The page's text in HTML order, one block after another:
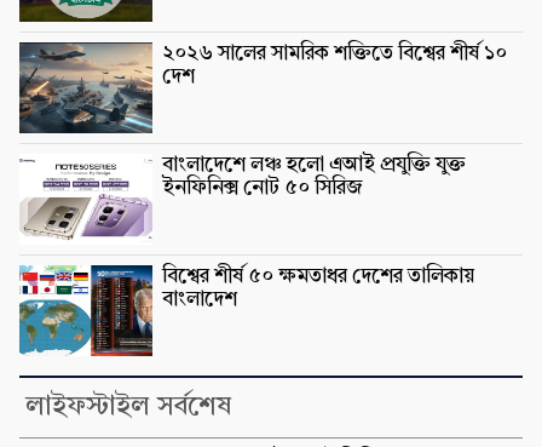
২০২৬ সালের সামরিক শক্তিতে বিশ্বের শীর্ষ ১০
দেশ
বাংলাদেশে লঞ্চ হলো এআই প্রযুক্তি যুক্ত
ইনফিনিক্স নোট ৫০ সিরিজ
বিশ্বের শীর্ষ ৫০ ক্ষমতাধর দেশের তালিকায়
বাংলাদেশ
লাইফস্টাইল সর্বশেষ